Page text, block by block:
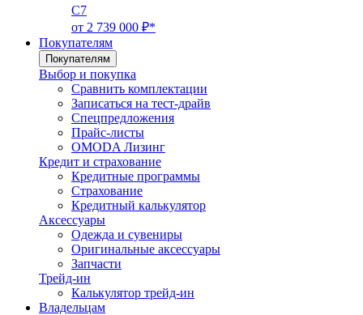
C7
от 2 739 000 ₽*
Покупателям
Покупателям
Выбор и покупка
Сравнить комплектации
Записаться на тест-драйв
Cпецпредложения
Прайс-листы
OMODA Лизинг
Кредит и страхование
Кредитные программы
Страхование
Кредитный калькулятор
Аксессуары
Одежда и сувениры
Оригинальные аксессуары
Запчасти
Трейд-ин
Калькулятор трейд-ин
Владельцам